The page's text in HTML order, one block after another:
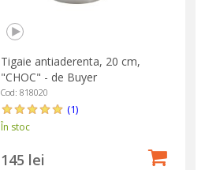
Tigaie antiaderenta, 20 cm,
"CHOC" - de Buyer
Cod: 818020
(1)
În stoc
145 lei